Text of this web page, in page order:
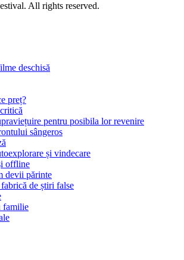
All rights reserved.
deschisă
preț?
pentru posibila lor revenire
sângeros
și vindecare
offline
devii părinte
de știri false
familie